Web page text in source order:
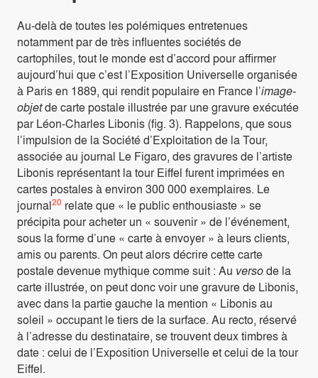
Au-delà de toutes les polémiques entretenues
notamment par de très influentes sociétés de
cartophiles, tout le monde est d’accord pour affirmer
aujourd’hui que c’est l’Exposition Universelle organisée
à Paris en 1889, qui rendit populaire en France l’image-
objetde carte postale illustrée par une gravure exécutée
par Léon-Charles Libonis (fig. 3). Rappelons, que sous
l’impulsion de la Société d’Exploitation de la Tour,
associée au journal Le Figaro, des gravures de l’artiste
Libonis représentant la tour Eiffel furent imprimées en
cartes postales à environ 300 000 exemplaires. Le
journal20 relate que « le public enthousiaste » se
précipita pour acheter un « souvenir » de l’événement,
sous la forme d’une « carte à envoyer » à leurs clients,
amis ou parents. On peut alors décrire cette carte
postale devenue mythique comme suit : Au versode la
carte illustrée, on peut donc voir une gravure de Libonis,
avec dans la partie gauche la mention « Libonis au
soleil » occupant le tiers de la surface. Au recto, réservé
à l’adresse du destinataire, se trouvent deux timbres à
date : celui de l’Exposition Universelle et celui de la tour
Eiffel.